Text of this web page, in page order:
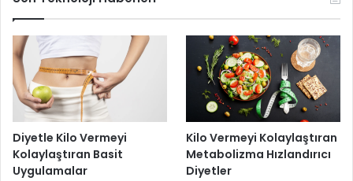
Diyetle Kilo Vermeyi
Kolaylaştıran Basit
Uygulamalar
Kilo Vermeyi Kolaylaştıran
Metabolizma Hızlandırıcı
Diyetler